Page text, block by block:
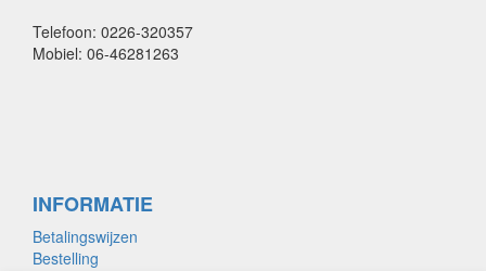
Telefoon: 0226-320357
Mobiel: 06-46281263
INFORMATIE
Betalingswijzen
Bestelling